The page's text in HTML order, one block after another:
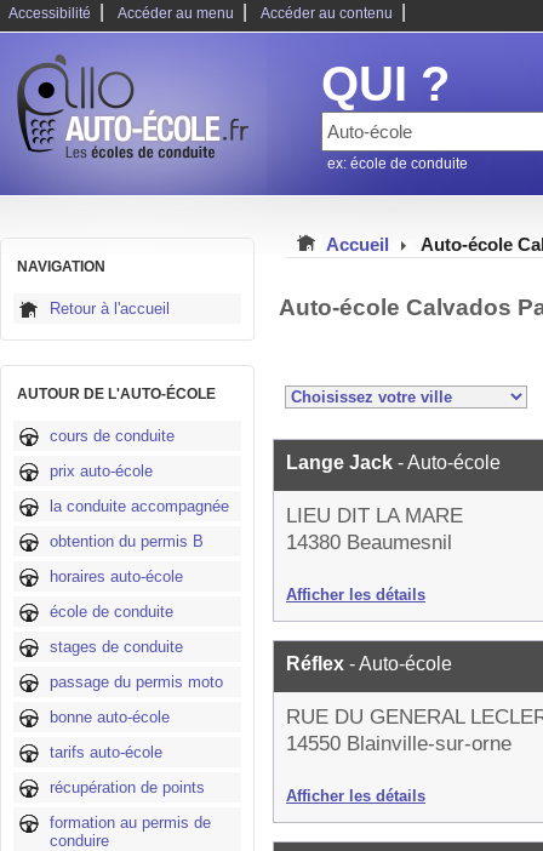
Accessibilité Accéder au menu Accéder au contenu
QUI ?
ex: école de conduite
NAVIGATION
Retour à l'accueil
AUTOUR DE L'AUTO-ÉCOLE
cours de conduite
prix auto-école
la conduite accompagnée
obtention du permis B
horaires auto-école
école de conduite
stages de conduite
passage du permis moto
bonne auto-école
tarifs auto-école
récupération de points
formation au permis de
conduire
Accueil Auto-école
Auto-école Calvados
Lange Jack - Auto-école
LIEU DIT LA MARE
14380 Beaumesnil
Afficher les détails
Réflex - Auto-école
RUE DU GENERAL
14550 Blainville-sur-orne
Afficher les détails